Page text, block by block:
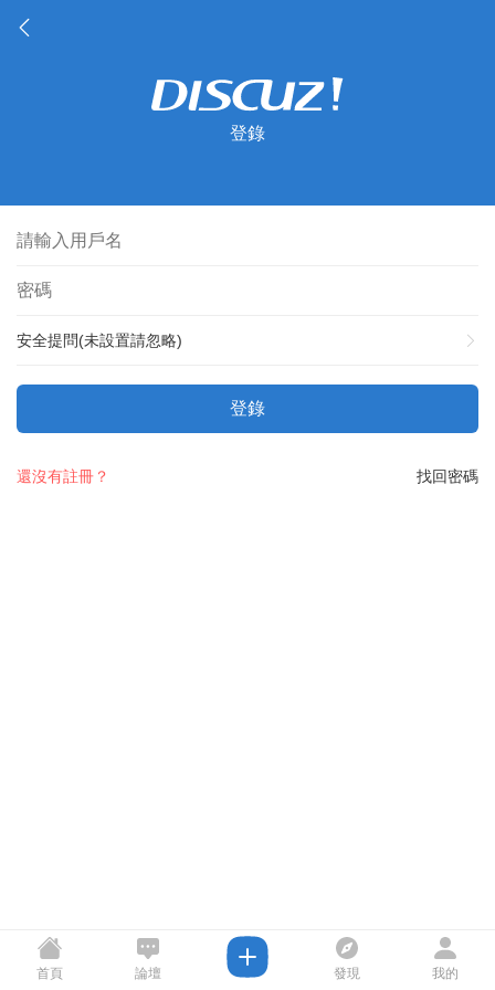
登錄
安全提問(未設置請忽略)
登錄
找回密碼
還沒有註冊？
首頁 論壇 發現 我的